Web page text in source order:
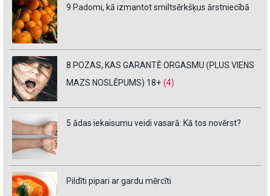
9 Padomi, kā izmantot smiltsērkšķus ārstniecībā
8 POZAS, KAS GARANTĒ ORGASMU (PLUS VIENS
MAZS NOSLĒPUMS) 18+ (4)
5 ādas iekaisumu veidi vasarā: Kā tos novērst?
Pildīti pipari ar gardu mērcīti